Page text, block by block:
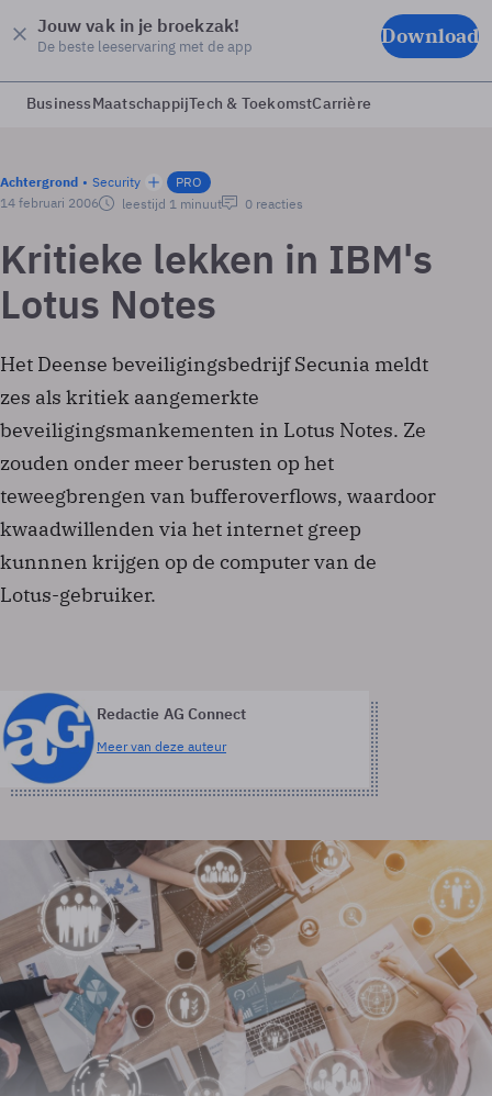
Jouw vak in je broekzak!
De beste leeservaring met de app Download
BusinessMaatschappijTech & ToekomstCarrière
Achtergrond Security
PRO
14 februari 2006
leestijd 1 minuut 0 reacties
Kritieke lekken in IBM's
Lotus Notes
Het Deense beveiligingsbedrijf Secunia meldt
zes als kritiek aangemerkte
beveiligingsmankementen in Lotus Notes. Ze
zouden onder meer berusten op het
teweegbrengen van bufferoverflows, waardoor
kwaadwillenden via het internet greep
kunnnen krijgen op de computer van de
Lotus-gebruiker.
Redactie AG Connect
Meer van deze auteur